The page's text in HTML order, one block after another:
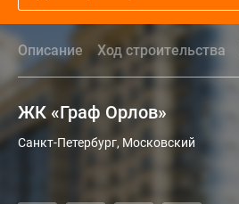
Описание Ход строительства
ЖК «Граф Орлов»
Санкт-Петербург, Московский